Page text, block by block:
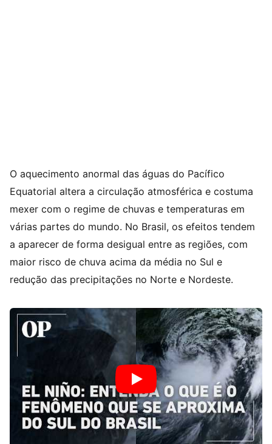
O aquecimento anormal das águas do Pacífico
Equatorial altera a circulação atmosférica e costuma
mexer com o regime de chuvas e temperaturas em
várias partes do mundo. No Brasil, os efeitos tendem
a aparecer de forma desigual entre as regiões, com
maior risco de chuva acima da média no Sul e
redução das precipitações no Norte e Nordeste.